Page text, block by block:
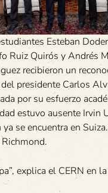
Esteban
Ruiz Quirós y Andrés
recibieron un
presidente Carlos
por su esfuerzo
estuvo ausente Irvin
ya se encuentra en
explica el CERN en